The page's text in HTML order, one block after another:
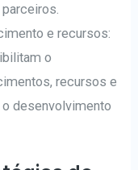
e recursos:
o
recursos e
desenvolvimento